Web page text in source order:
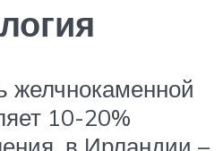
желчнокаменной
10-20%